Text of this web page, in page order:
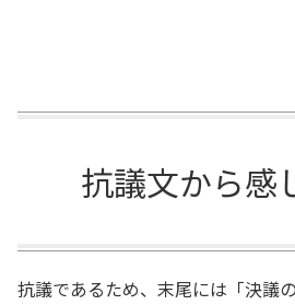
抗議文から感
抗議であるため、末尾には「決議